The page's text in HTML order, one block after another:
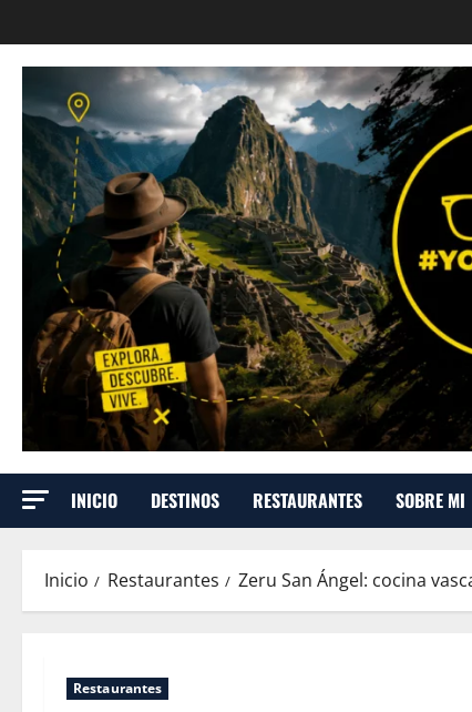
INICIO DESTINOS RESTAURANTES SOBRE MI
Inicio Restaurantes Zeru San Ángel: cocina
Restaurantes